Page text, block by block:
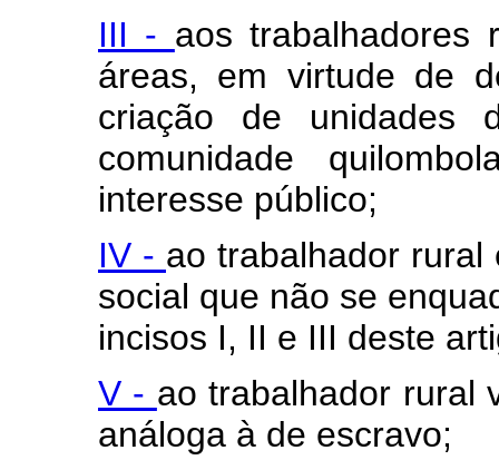
III - aos trabalhadores
áreas, em virtude de
criação de unidades
comunidade
interesse público;
IV - ao trabalhador rural
social que não se
incisos I, II e III deste
V - ao trabalhador rural
análoga à de escravo;